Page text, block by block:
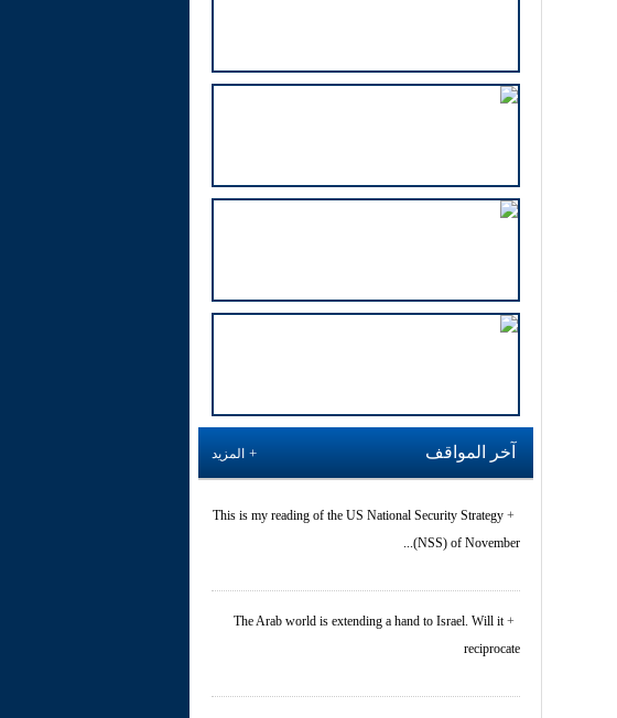
آخر المواقف المزيد
This is my reading of the US National Security Strategy
(NSS) of November...
The Arab world is extending a hand to Israel. Will it
reciprocate